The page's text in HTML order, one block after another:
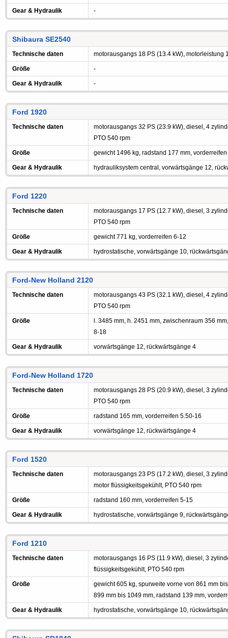
Gear & Hydraulik -
Shibaura SE2540
Technische daten motorausgangs 18 PS (13.4 kW), motorleistung
Größe -
Gear & Hydraulik -
Ford 1920
Technische daten
motorausgangs 32 PS (23.9 kW), diesel, 4
PTO 540 rpm
Größe gewicht 1496 kg, radstand 177 mm,
Gear & Hydraulik hydrauliksystem central, vorwärtsgänge 12,
Ford 1220
Technische daten
motorausgangs 17 PS (12.7 kW), diesel, 3
PTO 540 rpm
Größe gewicht 771 kg, vorderreifen 6-12
Gear & Hydraulik hydrostatische, vorwärtsgänge 10,
Ford-New Holland 2120
Technische daten
motorausgangs 43 PS (32.1 kW), diesel, 4
PTO 540 rpm
Größe
l. 3485 mm, h. 2451 mm, zwischenraum 356
8-18
Gear & Hydraulik vorwärtsgänge 12, rückwärtsgänge 4
Ford-New Holland 1720
Technische daten
motorausgangs 28 PS (20.9 kW), diesel, 3
PTO 540 rpm
Größe radstand 165 mm, vorderreifen 5.50-16
Gear & Hydraulik vorwärtsgänge 12, rückwärtsgänge 4
Ford 1520
Technische daten
motorausgangs 23 PS (17.2 kW), diesel, 3
motor flüssigkeitsgekühlt, PTO 540 rpm
Größe radstand 160 mm, vorderreifen 5-15
Gear & Hydraulik hydrostatische, vorwärtsgänge 9,
Ford 1210
Technische daten
motorausgangs 16 PS (11.9 kW), diesel, 3
flüssigkeitsgekühlt, PTO 540 rpm
Größe
gewicht 605 kg, spurweite vorne von 861 mm
899 mm bis 1049 mm, radstand 139 mm,
Gear & Hydraulik hydrostatische, vorwärtsgänge 10,